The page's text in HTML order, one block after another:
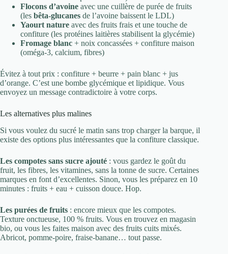
Flocons d’avoine avec une cuillère de purée de fruits
(les bêta-glucanes de l’avoine baissent le LDL)
Yaourt nature avec des fruits frais et une touche de
confiture (les protéines laitières stabilisent la glycémie)
Fromage blanc + noix concassées + confiture maison
(oméga-3, calcium, fibres)
Évitez à tout prix : confiture + beurre + pain blanc + jus
d’orange. C’est une bombe glycémique et lipidique. Vous
envoyez un message contradictoire à votre corps.
Les alternatives plus malines
Si vous voulez du sucré le matin sans trop charger la barque, il
existe des options plus intéressantes que la confiture classique.
Les compotes sans sucre ajouté : vous gardez le goût du
fruit, les fibres, les vitamines, sans la tonne de sucre. Certaines
marques en font d’excellentes. Sinon, vous les préparez en 10
minutes : fruits + eau + cuisson douce. Hop.
Les purées de fruits : encore mieux que les compotes.
Texture onctueuse, 100 % fruits. Vous en trouvez en magasin
bio, ou vous les faites maison avec des fruits cuits mixés.
Abricot, pomme-poire, fraise-banane… tout passe.